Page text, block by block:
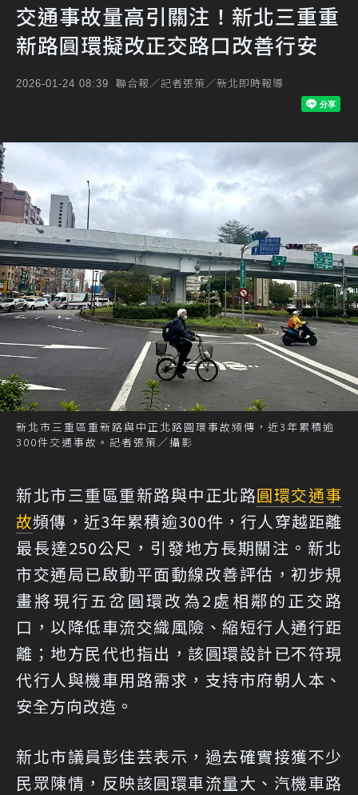
交通事故量高引關注！新北三重重
新路圓環擬改正交路口改善行安
2026-01-24 08:39 聯合報／記者張策／新北即時報導
新北市三重區重新路與中正北路圓環事故頻傳，近3年累積逾
300件交通事故。記者張策／攝影
新北市三重區重新路與中正北路圓環交通事
故頻傳，近3年累積逾300件，行人穿越距離
最長達250公尺，引發地方長期關注。新北
市交通局已啟動平面動線改善評估，初步規
畫將現行五岔圓環改為2處相鄰的正交路
口，以降低車流交織風險、縮短行人通行距
離；地方民代也指出，該圓環設計已不符現
代行人與機車用路需求，支持市府朝人本、
安全方向改造。
新北市議員彭佳芸表示，過去確實接獲不少
民眾陳情，反映該圓環車流量大、汽機車路